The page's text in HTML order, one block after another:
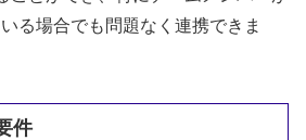
る場合でも問題なく連携できま
件